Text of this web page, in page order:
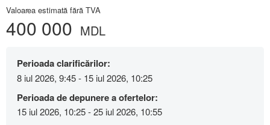
Valoarea estimată fără TVA
400 000 MDL
Perioada clarificărilor:
8 iul 2026, 9:45 - 15 iul 2026, 10:25
Perioada de depunere a ofertelor:
15 iul 2026, 10:25 - 25 iul 2026, 10:55